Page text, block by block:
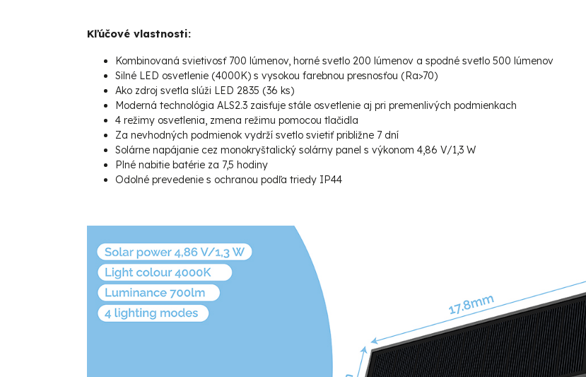
Kľúčové vlastnosti:
Kombinovaná svietivosť 700 lúmenov, horné svetlo 200 lúmenov a spodné svetlo 500 lúmenov
Silné LED osvetlenie (4000K) s vysokou farebnou presnosťou (Ra>70)
Ako zdroj svetla slúži LED 2835 (36 ks)
Moderná technológia ALS2.3 zaisťuje stále osvetlenie aj pri premenlivých podmienkach
4 režimy osvetlenia, zmena režimu pomocou tlačidla
Za nevhodných podmienok vydrží svetlo svietiť približne 7 dní
Solárne napájanie cez monokryštalický solárny panel s výkonom 4,86 V/1,3 W
Plné nabitie batérie za 7,5 hodiny
Odolné prevedenie s ochranou podľa triedy IP44